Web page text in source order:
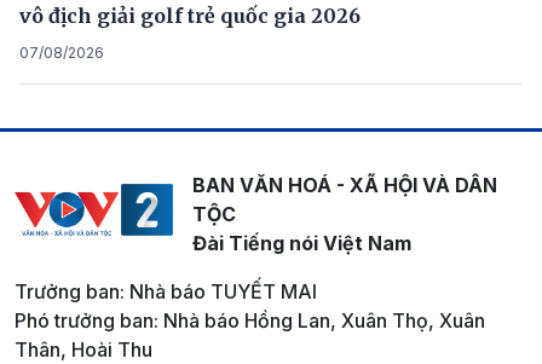
vô địch giải golf trẻ quốc gia 2026
07/08/2026
BAN VĂN HOÁ - XÃ HỘI VÀ DÂN
TỘC
Đài Tiếng nói Việt Nam
Trưởng ban: Nhà báo TUYẾT MAI
Phó trưởng ban: Nhà báo Hồng Lan, Xuân Thọ, Xuân
Thân, Hoài Thu